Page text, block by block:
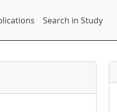
Search in Study